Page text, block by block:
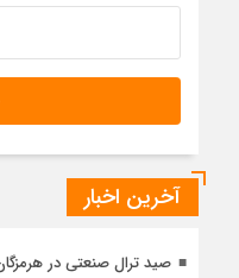
آخرین اخبار
صید ترال صنعتی در